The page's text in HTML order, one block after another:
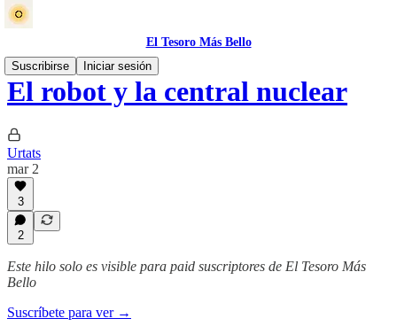
El Tesoro Más Bello
Suscribirse
Iniciar sesión
El robot y la central nuclear
Urtats
mar 2
3
2
Este hilo solo es visible para paid suscriptores de El Tesoro Más
Bello
Suscríbete para ver →